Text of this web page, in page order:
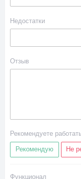
Недостатки
Отзыв
Рекомендуете
Рекомендую Не
Функционал